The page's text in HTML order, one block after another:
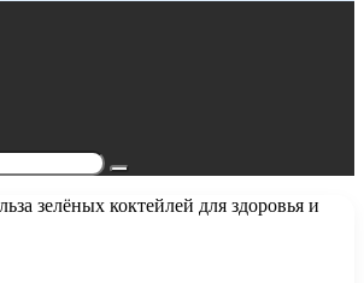
Поиск...
зелёных коктейлей для здоровья и